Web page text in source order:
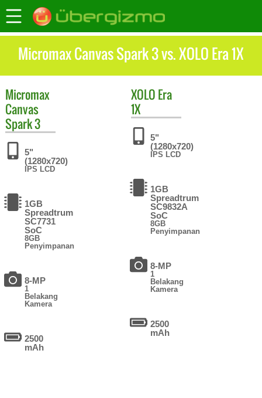
Micromax Canvas Spark 3 vs. XOLO Era 1X
Micromax
Canvas
Spark 3
5"
(1280x720)
IPS LCD
1GB
Spreadtrum
SC7731
SoC
8GB
Penyimpanan
8-MP
1
Belakang
Kamera
2500
mAh
XOLO Era
1X
5"
(1280x720)
IPS LCD
1GB
Spreadtrum
SC9832A
SoC
8GB
Penyimpanan
8-MP
1
Belakang
Kamera
2500
mAh